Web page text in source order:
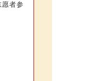
者参